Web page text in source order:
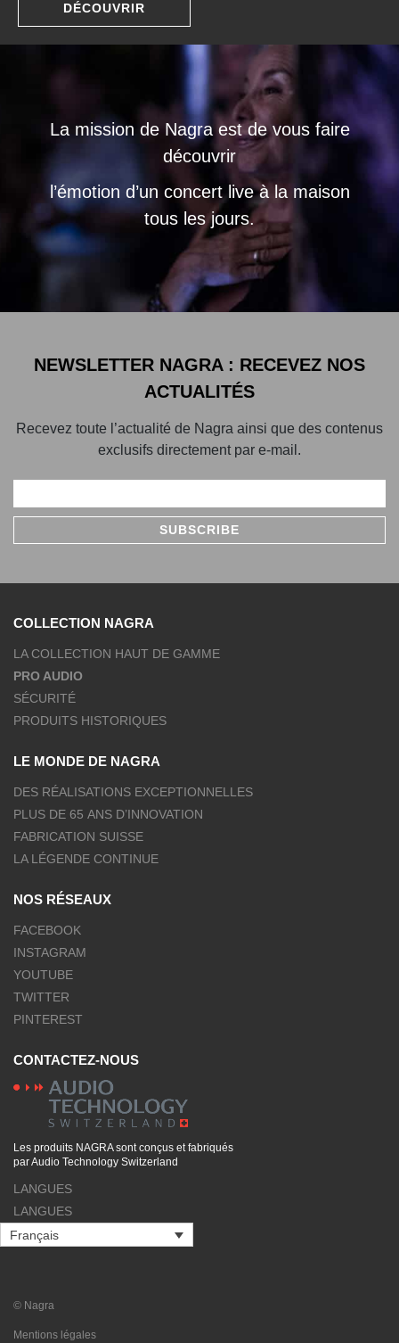
DÉCOUVRIR
La mission de Nagra est de vous faire
découvrir
l’émotion d’un concert live à la maison
tous les jours.
NEWSLETTER NAGRA : RECEVEZ NOS
ACTUALITÉS
Recevez toute l’actualité de Nagra ainsi que des contenus
exclusifs directement par e-mail.
COLLECTION NAGRA
LA COLLECTION HAUT DE GAMME
PRO AUDIO
SÉCURITÉ
PRODUITS HISTORIQUES
LE MONDE DE NAGRA
DES RÉALISATIONS EXCEPTIONNELLES
PLUS DE 65 ANS D’INNOVATION
FABRICATION SUISSE
LA LÉGENDE CONTINUE
NOS RÉSEAUX
FACEBOOK
INSTAGRAM
YOUTUBE
TWITTER
PINTEREST
CONTACTEZ-NOUS
Les produits NAGRA sont conçus et fabriqués
par Audio Technology Switzerland
LANGUES
LANGUES
Français
© Nagra
Mentions légales